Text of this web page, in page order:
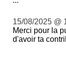
15/08/2025 @
Merci pour la
d'avoir ta